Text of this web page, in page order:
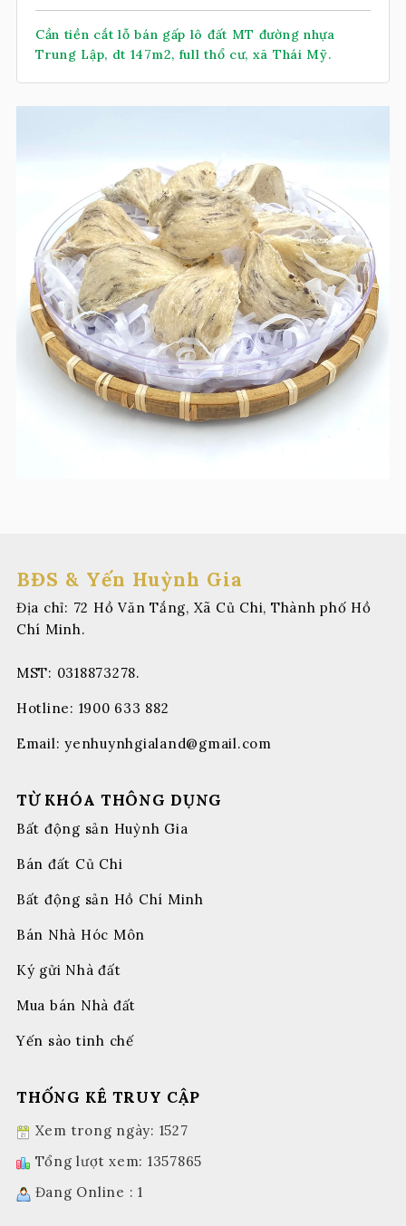
Cần tiền cắt lỗ bán gấp lô đất MT đường nhựa
Trung Lập, dt 147m2, full thổ cư, xã Thái Mỹ.
BĐS & Yến Huỳnh Gia
Địa chỉ: 72 Hồ Văn Tắng, Xã Củ Chi, Thành phố Hồ
Chí Minh.
MST: 0318873278.
Hotline: 1900 633 882
Email:yenhuynhgialand@gmail.com
TỪ KHÓA THÔNG DỤNG
Bất động sản Huỳnh Gia
Bán đất Củ Chi
Bất động sản Hồ Chí Minh
Bán Nhà Hóc Môn
Ký gửi Nhà đất
Mua bán Nhà đất
Yến sào tinh chế
THỐNG KÊ TRUY CẬP
Xem trong ngày: 1527
Tổng lượt xem: 1357865
Đang Online : 1